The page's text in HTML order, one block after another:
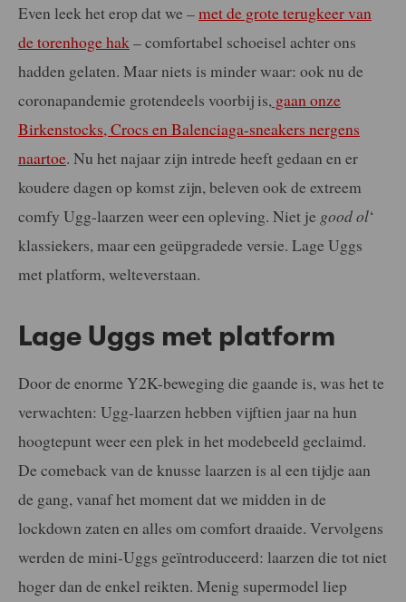
Even leek het erop dat we –met de grote terugkeer van
de torenhoge hak – comfortabel schoeisel achter ons
hadden gelaten. Maar niets is minder waar: ook nu de
coronapandemie grotendeels voorbij is, gaan onze
Birkenstocks, Crocs en Balenciaga-sneakers nergens
naartoe. Nu het najaar zijn intrede heeft gedaan en er
koudere dagen op komst zijn, beleven ook de extreem
comfy Ugg-laarzen weer een opleving. Niet je good ol‘
klassiekers, maar een geüpgradede versie. Lage Uggs
met platform, welteverstaan.
Lage Uggs met platform
Door de enorme Y2K-beweging die gaande is, was het te
verwachten: Ugg-laarzen hebben vijftien jaar na hun
hoogtepunt weer een plek in het modebeeld geclaimd.
De comeback van de knusse laarzen is al een tijdje aan
de gang, vanaf het moment dat we midden in de
lockdown zaten en alles om comfort draaide. Vervolgens
werden de mini-Uggs geïntroduceerd: laarzen die tot niet
hoger dan de enkel reikten. Menig supermodel liep